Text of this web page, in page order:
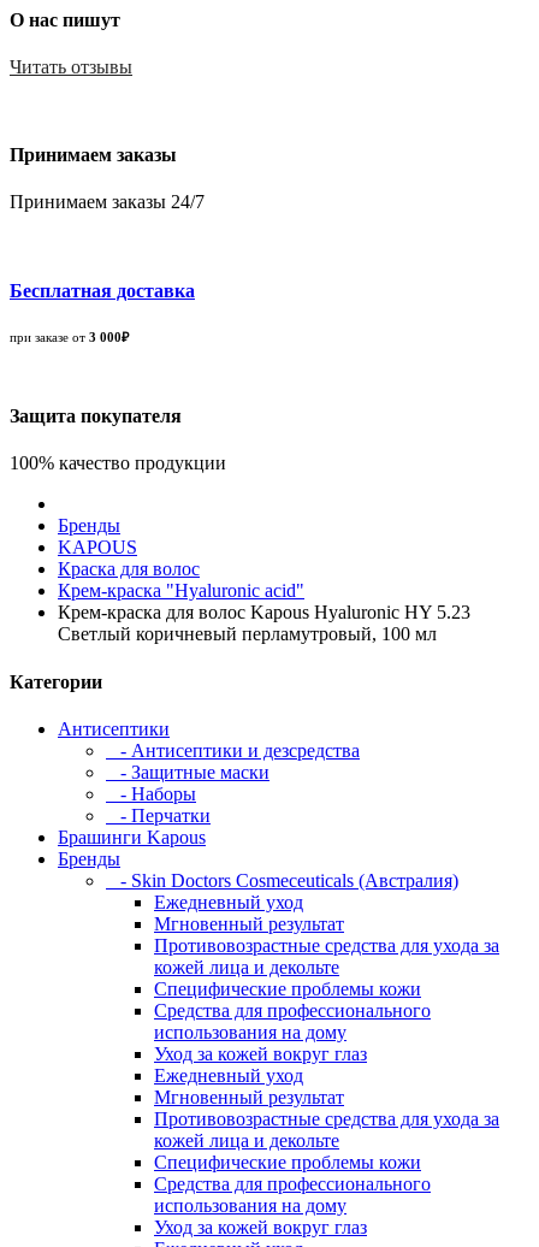
О нас пишут
Читать отзывы
Принимаем заказы
Принимаем заказы 24/7
Бесплатная доставка
при заказе от 3 000₽
Защита покупателя
100% качество продукции
Бренды
KAPOUS
Краска для волос
Крем-краска "Hyaluronic acid"
Крем-краска для волос Kapous Hyaluronic HY 5.23
Светлый коричневый перламутровый, 100 мл
Категории
Антисептики
- Антисептики и дезсредства
- Защитные маски
- Наборы
- Перчатки
Брашинги Kapous
Бренды
- Skin Doctors Cosmeceuticals (Австралия)
Ежедневный уход
Мгновенный результат
Противовозрастные средства для ухода за
кожей лица и декольте
Специфические проблемы кожи
Средства для профессионального
использования на дому
Уход за кожей вокруг глаз
Ежедневный уход
Мгновенный результат
Противовозрастные средства для ухода за
кожей лица и декольте
Специфические проблемы кожи
Средства для профессионального
использования на дому
Уход за кожей вокруг глаз